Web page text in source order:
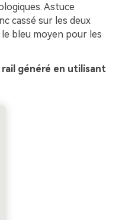
Astuce
cassé sur les deux
bleu moyen pour les
rail généré en utilisant